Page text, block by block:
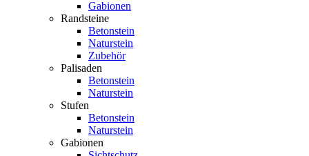
Gabionen
Randsteine
Betonstein
Naturstein
Zubehör
Palisaden
Betonstein
Naturstein
Stufen
Betonstein
Naturstein
Gabionen